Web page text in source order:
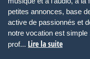
petites annonces, base
active de passionnés et
notre vocation est
prof... Lire la suite